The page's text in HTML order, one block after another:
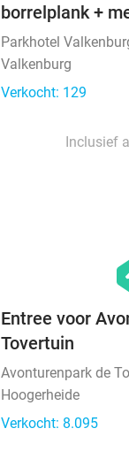
borrelplank +
Parkhotel
Valkenburg
Verkocht: 129
Inclusief
Entree voor
Tovertuin
Avonturenpark de
Hoogerheide
Verkocht: 8.095